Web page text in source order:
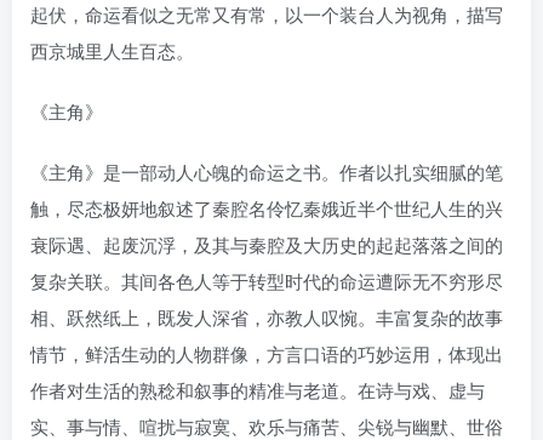
起伏，命运看似之无常又有常，以一个装台人为视角，描写
西京城里人生百态。
《主角》
《主角》是一部动人心魄的命运之书。作者以扎实细腻的笔
触，尽态极妍地叙述了秦腔名伶忆秦娥近半个世纪人生的兴
衰际遇、起废沉浮，及其与秦腔及大历史的起起落落之间的
复杂关联。其间各色人等于转型时代的命运遭际无不穷形尽
相、跃然纸上，既发人深省，亦教人叹惋。丰富复杂的故事
情节，鲜活生动的人物群像，方言口语的巧妙运用，体现出
作者对生活的熟稔和叙事的精准与老道。在诗与戏、虚与
实、事与情、喧扰与寂寞、欢乐与痛苦、尖锐与幽默、世俗